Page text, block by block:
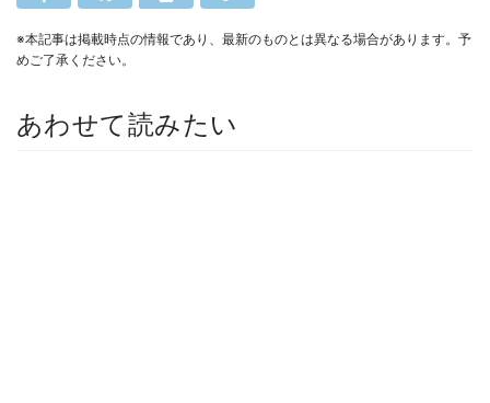
※本記事は掲載時点の情報であり、最新のものとは異なる場合があります。予
めご了承ください。
あわせて読みたい